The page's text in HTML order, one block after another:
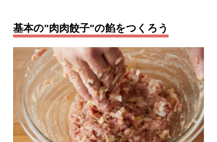
基本の"肉肉餃子"の餡をつくろう